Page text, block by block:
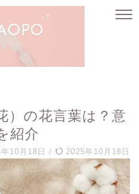
）の花言葉は？意
紹介
10月18日 / 2025年10月18日